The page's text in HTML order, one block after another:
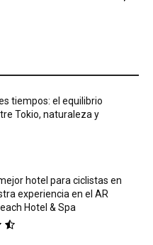
tiempos: el equilibrio
Tokio, naturaleza y
hotel para ciclistas en
experiencia en el AR
Hotel & Spa